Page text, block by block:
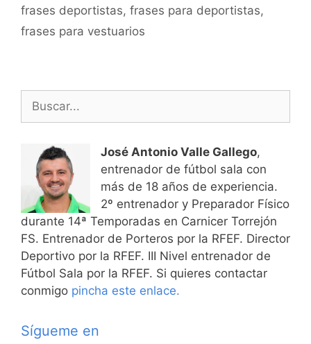
frases deportistas, frases para deportistas,
frases para vestuarios
Buscar:
José Antonio Valle Gallego,
entrenador de fútbol sala con
más de 18 años de experiencia.
2º entrenador y Preparador Físico
durante 14ª Temporadas en Carnicer Torrejón
FS. Entrenador de Porteros por la RFEF. Director
Deportivo por la RFEF. III Nivel entrenador de
Fútbol Sala por la RFEF. Si quieres contactar
conmigo pincha este enlace.
Sígueme en